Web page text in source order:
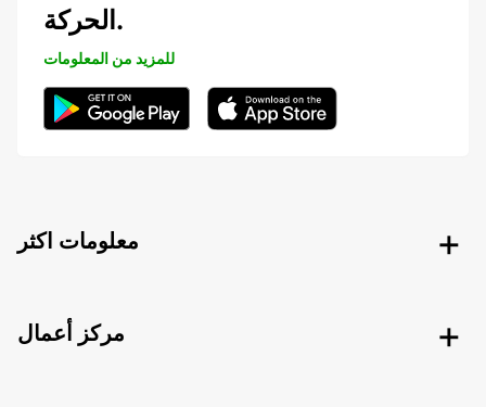
الحركة.
للمزيد من المعلومات
معلومات اكثر
مركز أعمال